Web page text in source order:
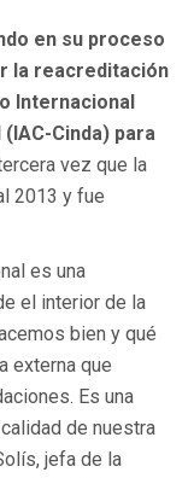
en su proceso
la reacreditación
Internacional
Cinda) para
vez que la
2013 y fue
es una
el interior de la
bien y qué
externa que
Es una
de nuestra
jefa de la